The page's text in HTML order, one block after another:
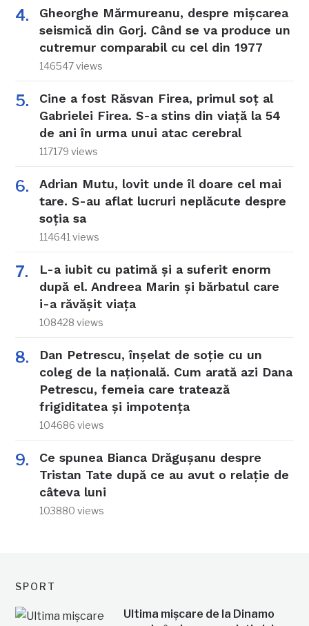
Gheorghe Mărmureanu, despre mișcarea
seismică din Gorj. Când se va produce un
cutremur comparabil cu cel din 1977
146547 views
Cine a fost Răsvan Firea, primul soț al
Gabrielei Firea. S-a stins din viață la 54
de ani în urma unui atac cerebral
117179 views
Adrian Mutu, lovit unde îl doare cel mai
tare. S-au aflat lucruri neplăcute despre
soția sa
114641 views
L-a iubit cu patimă și a suferit enorm
după el. Andreea Marin și bărbatul care
i-a răvășit viața
108428 views
Dan Petrescu, înșelat de soție cu un
coleg de la națională. Cum arată azi Dana
Petrescu, femeia care tratează
frigiditatea și impotența
104686 views
Ce spunea Bianca Drăgușanu despre
Tristan Tate după ce au avut o relație de
câteva luni
103880 views
SPORT
Ultima mișcare de la Dinamo